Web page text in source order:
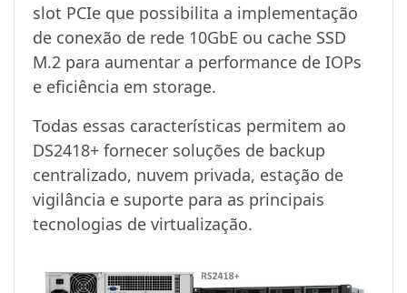
slot PCIe que possibilita a implementação
de conexão de rede 10GbE ou cache SSD
M.2 para aumentar a performance de IOPs
e eficiência em storage.
Todas essas características permitem ao
DS2418+ fornecer soluções de backup
centralizado, nuvem privada, estação de
vigilância e suporte para as principais
tecnologias de virtualização.